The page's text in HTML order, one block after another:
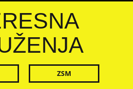
ZSM